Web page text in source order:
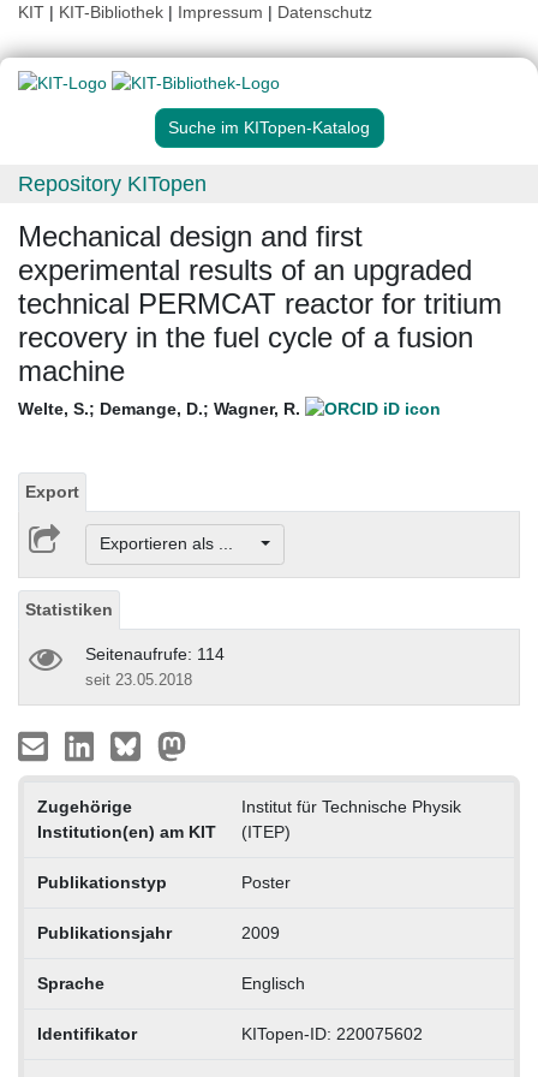
KIT | KIT-Bibliothek | Impressum | Datenschutz
Suche im KITopen-Katalog
Repository KITopen
Mechanical design and first
experimental results of an upgraded
technical PERMCAT reactor for tritium
recovery in the fuel cycle of a fusion
machine
Welte, S.; Demange, D.; Wagner, R.
Export
Exportieren als ...
Statistiken
Seitenaufrufe: 114
seit 23.05.2018
Zugehörige
Institution(en) am KIT
Institut für Technische Physik
(ITEP)
Publikationstyp Poster
Publikationsjahr 2009
Sprache Englisch
Identifikator KITopen-ID: 220075602